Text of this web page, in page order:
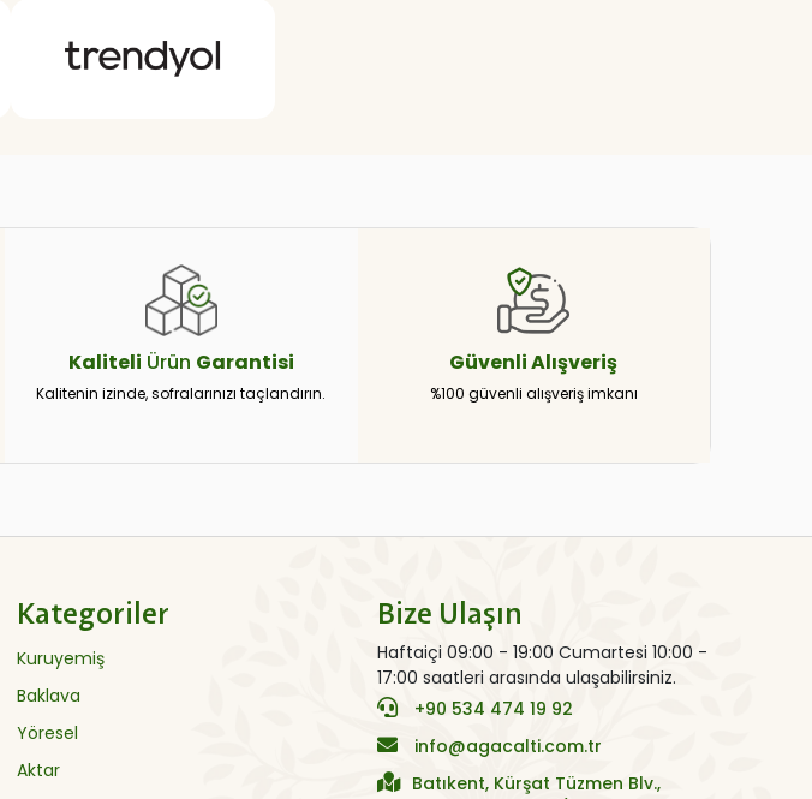
Kaliteli Ürün Garantisi
Kalitenin izinde, sofralarınızı taçlandırın.
GüvenliAlışveriş
%100 güvenli alışveriş imkanı
Kategoriler
Kuruyemiş
Baklava
Yöresel
Aktar
Bize Ulaşın
Haftaiçi 09:00 - 19:00 Cumartesi 10:00 -
17:00 saatleri arasında ulaşabilirsiniz.
+90 534 474 19 92
info@agacalti.com.tr
Batıkent, Kürşat Tüzmen Blv.,